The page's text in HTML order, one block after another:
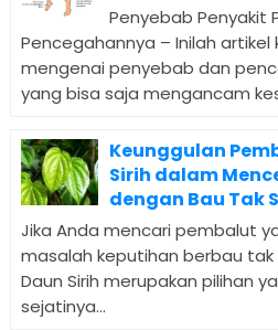
Penyebab Penyakit
Pencegahannya – Inilah
mengenai penyebab dan
yang bisa saja mengancam
Keunggulan
Sirih dalam
dengan Bau Tak
Jika Anda mencari pembalut
masalah keputihan berbau
Daun Sirih merupakan pilihan
sejatinya...